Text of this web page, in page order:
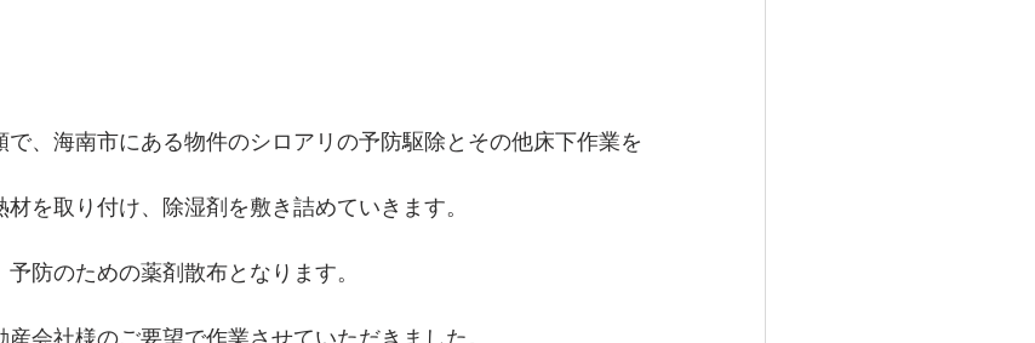
、海南市にある物件のシロアリの予防駆除とその他床下作業を
を取り付け、除湿剤を敷き詰めていきます。
防のための薬剤散布となります。